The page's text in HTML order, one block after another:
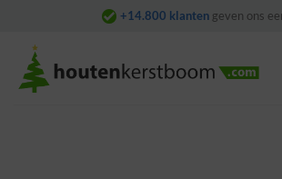
content
+14.800 klantengeven ons